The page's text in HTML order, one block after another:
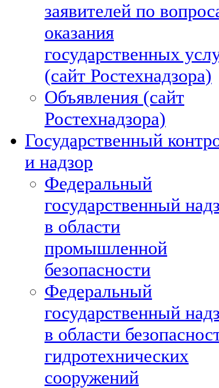
заявителей по
оказания
государственных
(сайт Ростехнадзора)
Объявления (сайт
Ростехнадзора)
Государственный
и надзор
Федеральный
государственный
в области
промышленной
безопасности
Федеральный
государственный
в области
гидротехнических
сооружений